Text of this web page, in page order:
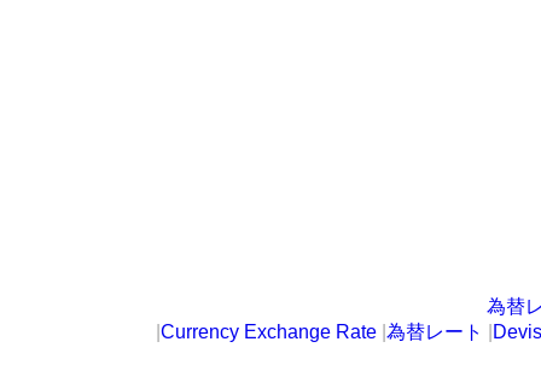
為替
Currency Exchange Rate 為替レート